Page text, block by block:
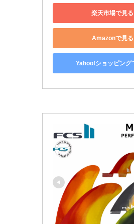
楽天市場で見る
Amazonで見る
Yahoo!ショッピング